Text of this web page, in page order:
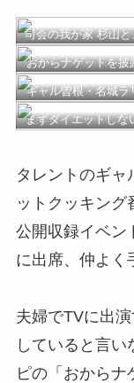
司会の我が家 杉山
根・名城ラリー
おからナゲットを披
ル曽根・名城ラリ
ギャル曽根・名城ラ
まずダイエットしな
タレントのギャ
ットクッキン
公開収録イベン
に出席、仲よく
夫婦でTVに出
していると言
ピの「おからナ